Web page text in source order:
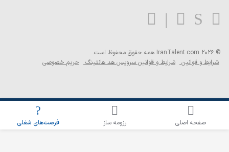
اطلاع‌رسانی شغلی را برای این جستجو فعال کنید
بلاگ
© 2026 IranTalent.com
همه حقوق محفوظ است.
شرایط و قوانین شرایط و قوانین سرویس هد هانتینگ حریم خصوصی
صفحه اصلی رزومه ساز فرصت‌های شغلی